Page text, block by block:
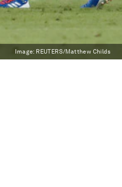
Image: REUTERS/Matthew Childs